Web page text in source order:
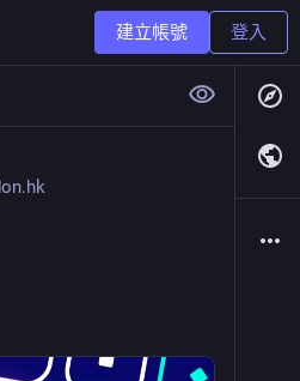
建立帳號 登入